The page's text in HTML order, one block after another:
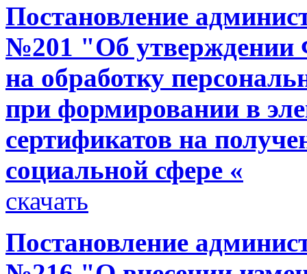
Постановление
№201 "Об утверждении
на обработку
при формировании в
сертификатов на
социальной сфере «
скачать
Постановление